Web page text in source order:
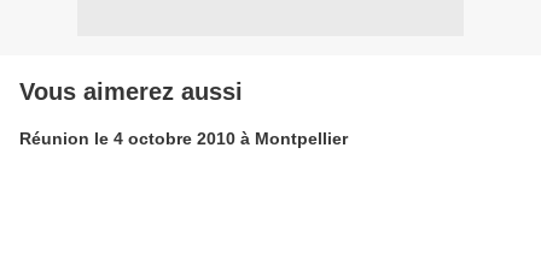
Vous aimerez aussi
Réunion le 4 octobre 2010 à Montpellier